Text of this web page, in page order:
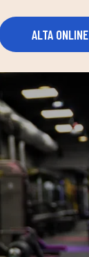
ALTA ONLINE